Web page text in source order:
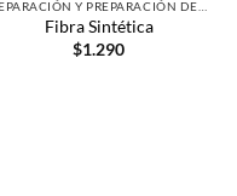
Fibra Sintética
$1.290